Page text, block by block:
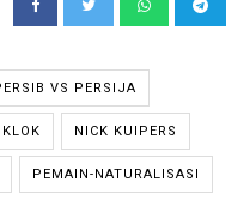
VS PERSIJA
NICK KUIPERS
PEMAIN-NATURALISASI